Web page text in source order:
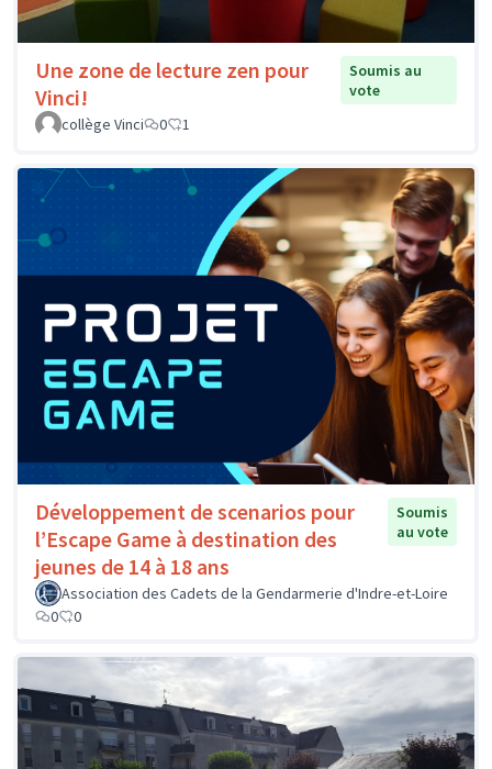
Une zone de lecture zen pour
Vinci!
Soumis au
vote
collège Vinci
0 1
Développement de scenarios pour
l’Escape Game à destination des
jeunes de 14 à 18 ans
Soumis
au vote
Association des Cadets de la Gendarmerie d'Indre-et-Loire
0
0